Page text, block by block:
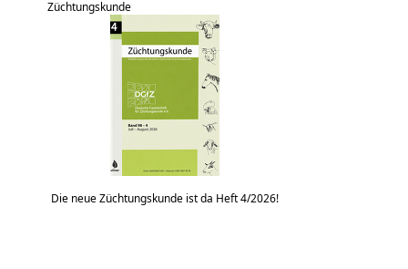
Züchtungskunde
Die neue Züchtungskunde ist da Heft 4/2026!